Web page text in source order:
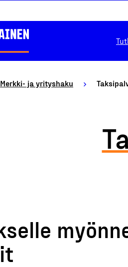
Merkki- ja yrityshaku